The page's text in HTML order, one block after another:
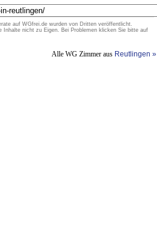
auf WGfrei.de wurden von Dritten veröffentlicht.
nicht zu Eigen. Bei Problemen klicken Sie bitte auf
Alle WG Zimmer aus Reutlingen »